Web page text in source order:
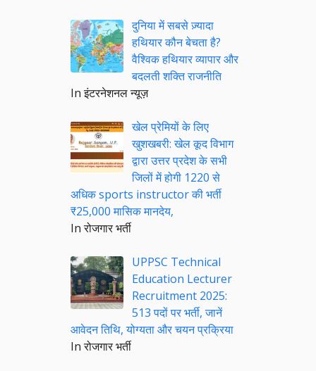
दुनिया में सबसे ज़्यादा
हथियार कौन बेचता है?
वैश्विक हथियार व्यापार और
बदलती शक्ति राजनीति
In इंटरनेशनल न्यूज़
खेल प्रेमियों के लिए
खुशखबरी: खेल कूद विभाग
द्वारा उत्तर प्रदेश के सभी
जिलों में होगी 1220 से
अधिक sports instructor की भर्ती
₹25,000 मासिक मानदेय,
In रोजगार भर्ती
UPPSC Technical
Education Lecturer
Recruitment 2025:
513 पदों पर भर्ती, जानें
आवेदन तिथि, योग्यता और चयन प्रक्रिया
In रोजगार भर्ती